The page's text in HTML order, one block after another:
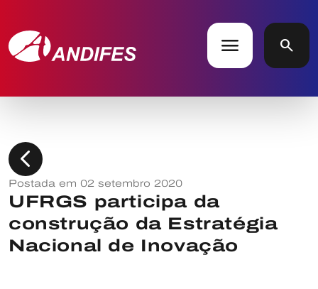
menu search
chevron_left
Postada em 02 setembro 2020
UFRGS participa da
construção da Estratégia
Nacional de Inovação